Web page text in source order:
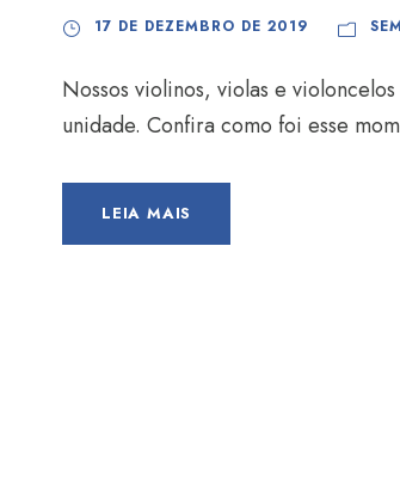
17 DE DEZEMBRO DE 2019
Nossos violinos, violas e
unidade. Confira como foi esse
LEIA MAIS